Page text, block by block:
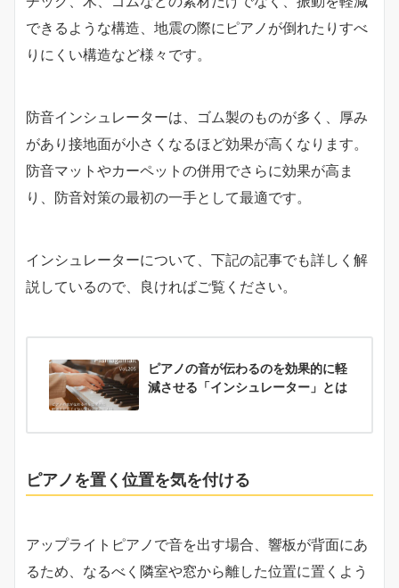
できるような構造、地震の際にピアノが倒れたりすべ
りにくい構造など様々です。
防音インシュレーターは、ゴム製のものが多く、厚み
があり接地面が小さくなるほど効果が高くなります。
防音マットやカーペットの併用でさらに効果が高ま
り、防音対策の最初の一手として最適です。
インシュレーターについて、下記の記事でも詳しく解
説しているので、良ければご覧ください。
ピアノの音が伝わるのを効果的に軽
減させる「インシュレーター」とは
ピアノを置く位置を気を付ける
アップライトピアノで音を出す場合、響板が背面にあ
るため、なるべく隣室や窓から離した位置に置くよう